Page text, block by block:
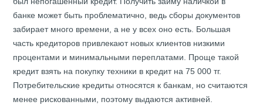
банке может быть проблематично, ведь сборы документов
забирает много времени, а не у всех оно есть. Большая
часть кредиторов привлекают новых клиентов низкими
процентами и минимальными переплатами. Проще такой
кредит взять на покупку техники в кредит на 75 000 тг.
Потребительские кредиты относятся к банкам, но считаются
менее рискованными, поэтому выдаются активней.